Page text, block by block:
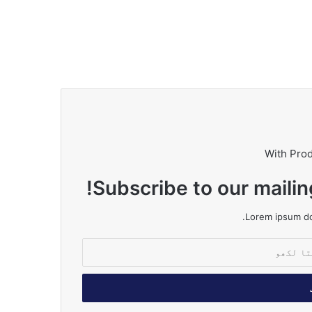
With
Subscribe to our
Lorem ipsum